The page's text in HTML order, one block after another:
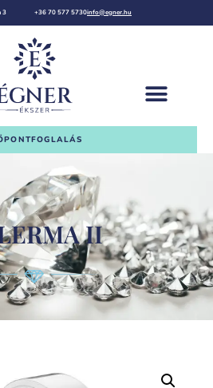
3 +36 70 577 5730info@egner.hu
II